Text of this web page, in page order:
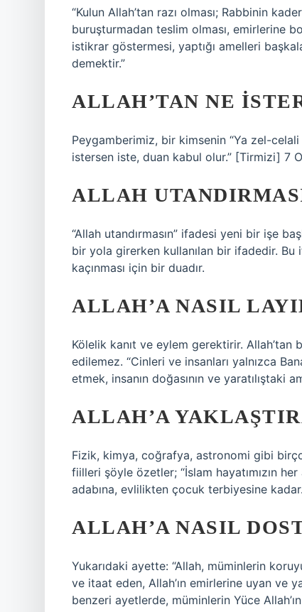
“Kulun Allah’tan razı olması; Rabbinin
buruşturmadan teslim olması, emirlerine
istikrar göstermesi, yaptığı amelleri
demektir.”
ALLAH’TAN NE
Peygamberimiz, bir kimsenin “Ya zel-
istersen iste, duan kabul olur.” [Tirmizi] 7
ALLAH
“Allah utandırmasın” ifadesi yeni bir işe
bir yola girerken kullanılan bir ifadedir. Bu
kaçınması için bir duadır.
ALLAH’A NASIL
Kölelik kanıt ve eylem gerektirir. Allah’tan
edilemez. “Cinleri ve insanları yalnızca
etmek, insanın doğasının ve yaratılıştaki
ALLAH’A
Fizik, kimya, coğrafya, astronomi gibi birçok
fiilleri şöyle özetler; “İslam hayatımızın
adabına, evlilikten çocuk terbiyesine
ALLAH’A NASIL
Yukarıdaki ayette: “Allah, müminlerin
ve itaat eden, Allah’ın emirlerine uyan ve
benzeri ayetlerde, müminlerin Yüce